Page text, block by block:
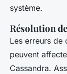
système.
Résolution
Les erreurs de
peuvent
Cassandra.